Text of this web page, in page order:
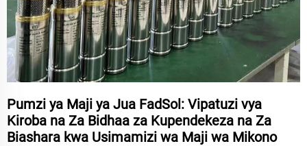
Pumzi ya Maji ya Jua FadSol: Vipatuzi vya
Kiroba na Za Bidhaa za Kupendekeza na Za
Biashara kwa Usimamizi wa Maji wa Mikono